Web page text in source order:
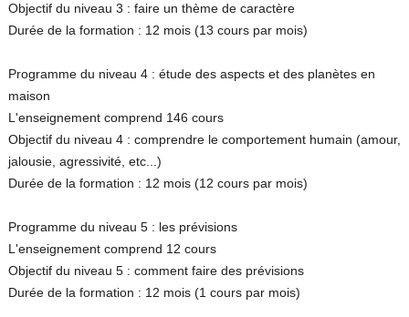
Objectif du niveau 3 : faire un thème de caractère
Durée de la formation : 12 mois (13 cours par mois)
Programme du niveau 4 : étude des aspects et des planètes en
maison
L'enseignement comprend 146 cours
Objectif du niveau 4 : comprendre le comportement humain (amour,
jalousie, agressivité, etc...)
Durée de la formation : 12 mois (12 cours par mois)
Programme du niveau 5 : les prévisions
L'enseignement comprend 12 cours
Objectif du niveau 5 : comment faire des prévisions
Durée de la formation : 12 mois (1 cours par mois)